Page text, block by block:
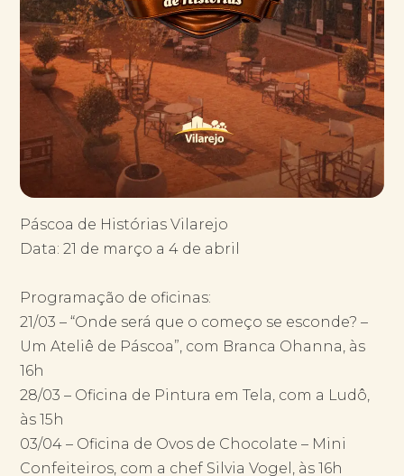
Páscoa de Histórias Vilarejo
Data: 21 de março a 4 de abril
Programação de oficinas:
21/03 – “Onde será que o começo se esconde? –
Um Ateliê de Páscoa”, com Branca Ohanna, às
16h
28/03 – Oficina de Pintura em Tela, com a Ludô,
às 15h
03/04 – Oficina de Ovos de Chocolate – Mini
Confeiteiros, com a chef Silvia Vogel, às 16h